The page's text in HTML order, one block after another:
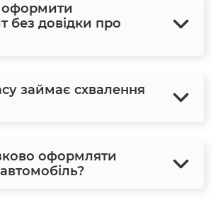
без довідки про
займає схвалення
оформляти